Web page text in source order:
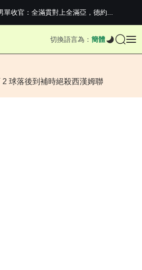
單收官：全滿貫對上全滿亞，德約...
Highguard》正式上線，官...
釋出，蘋果你不要太離譜
釋出，蘋果你不要太離譜
切換語言為： 簡體
球落後到補時絕殺西漢姆聯